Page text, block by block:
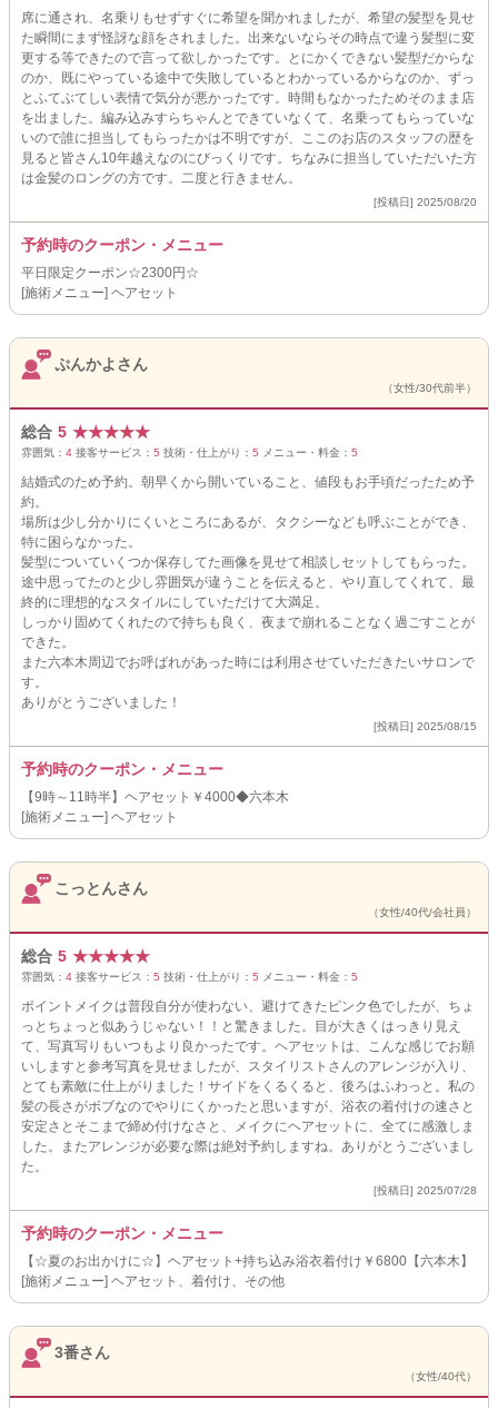
席に通され、名乗りもせずすぐに希望を聞かれましたが、希望の髪型を見せ
た瞬間にまず怪訝な顔をされました。出来ないならその時点で違う髪型に変
更する等できたので言って欲しかったです。とにかくできない髪型だからな
のか、既にやっている途中で失敗しているとわかっているからなのか、ずっ
とふてぶてしい表情で気分が悪かったです。時間もなかったためそのまま店
を出ました。編み込みすらちゃんとできていなくて、名乗ってもらっていな
いので誰に担当してもらったかは不明ですが、ここのお店のスタッフの歴を
見ると皆さん10年越えなのにびっくりです。ちなみに担当していただいた方
は金髪のロングの方です。二度と行きません。
[投稿日] 2025/08/20
予約時のクーポン・メニュー
平日限定クーポン☆2300円☆
[施術メニュー] ヘアセット
ぷんかよさん
（女性/30代前半）
総合 5 ★★★★★
雰囲気： 4 接客サービス： 5 技術・仕上がり： 5 メニュー・料金： 5
結婚式のため予約。朝早くから開いていること、値段もお手頃だったため予
約。
場所は少し分かりにくいところにあるが、タクシーなども呼ぶことができ、
特に困らなかった。
髪型についていくつか保存してた画像を見せて相談しセットしてもらった。
途中思ってたのと少し雰囲気が違うことを伝えると、やり直してくれて、最
終的に理想的なスタイルにしていただけて大満足。
しっかり固めてくれたので持ちも良く、夜まで崩れることなく過ごすことが
できた。
また六本木周辺でお呼ばれがあった時には利用させていただきたいサロンで
す。
ありがとうございました！
[投稿日] 2025/08/15
予約時のクーポン・メニュー
【9時～11時半】ヘアセット￥4000◆六本木
[施術メニュー] ヘアセット
こっとんさん
（女性/40代/会社員）
総合 5 ★★★★★
雰囲気： 4 接客サービス： 5 技術・仕上がり： 5 メニュー・料金： 5
ポイントメイクは普段自分が使わない、避けてきたピンク色でしたが、ちょ
っとちょっと似あうじゃない！！と驚きました。目が大きくはっきり見え
て、写真写りもいつもより良かったです。ヘアセットは、こんな感じでお願
いしますと参考写真を見せましたが、スタイリストさんのアレンジが入り、
とても素敵に仕上がりました！サイドをくるくると、後ろはふわっと。私の
髪の長さがボブなのでやりにくかったと思いますが、浴衣の着付けの速さと
安定さとそこまで締め付けなさと、メイクにヘアセットに、全てに感激しま
した。またアレンジが必要な際は絶対予約しますね。ありがとうございまし
た。
[投稿日] 2025/07/28
予約時のクーポン・メニュー
【☆夏のお出かけに☆】ヘアセット+持ち込み浴衣着付け￥6800【六本木】
[施術メニュー] ヘアセット、着付け、その他
3番さん
（女性/40代）